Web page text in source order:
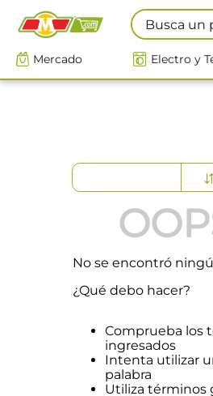
Busca un
Mercado Electro y
No se encontró
¿Qué debo hacer?
Comprueba los
ingresados
Intenta utilizar
palabra
Utiliza términos